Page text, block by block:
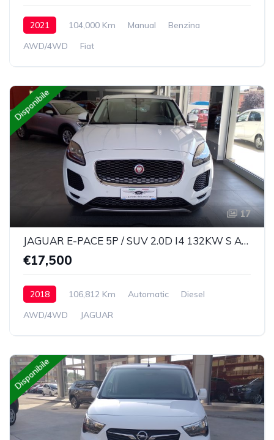
2021 104,000 Km Manual
Benzina
AWD/4WD
Fiat
Disponibile
17
JAGUAR E-PACE 5P / SUV 2.0D I4 132KW S AUTO AWD 4x4 9 marce
€17,500
2018 106,812 Km Automatic
Diesel
AWD/4WD
JAGUAR
Disponibile